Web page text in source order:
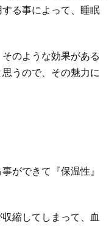
る事によって、睡眠
のような効果がある
うので、その魅力に
ができて『保温性』
縮してしまって、血